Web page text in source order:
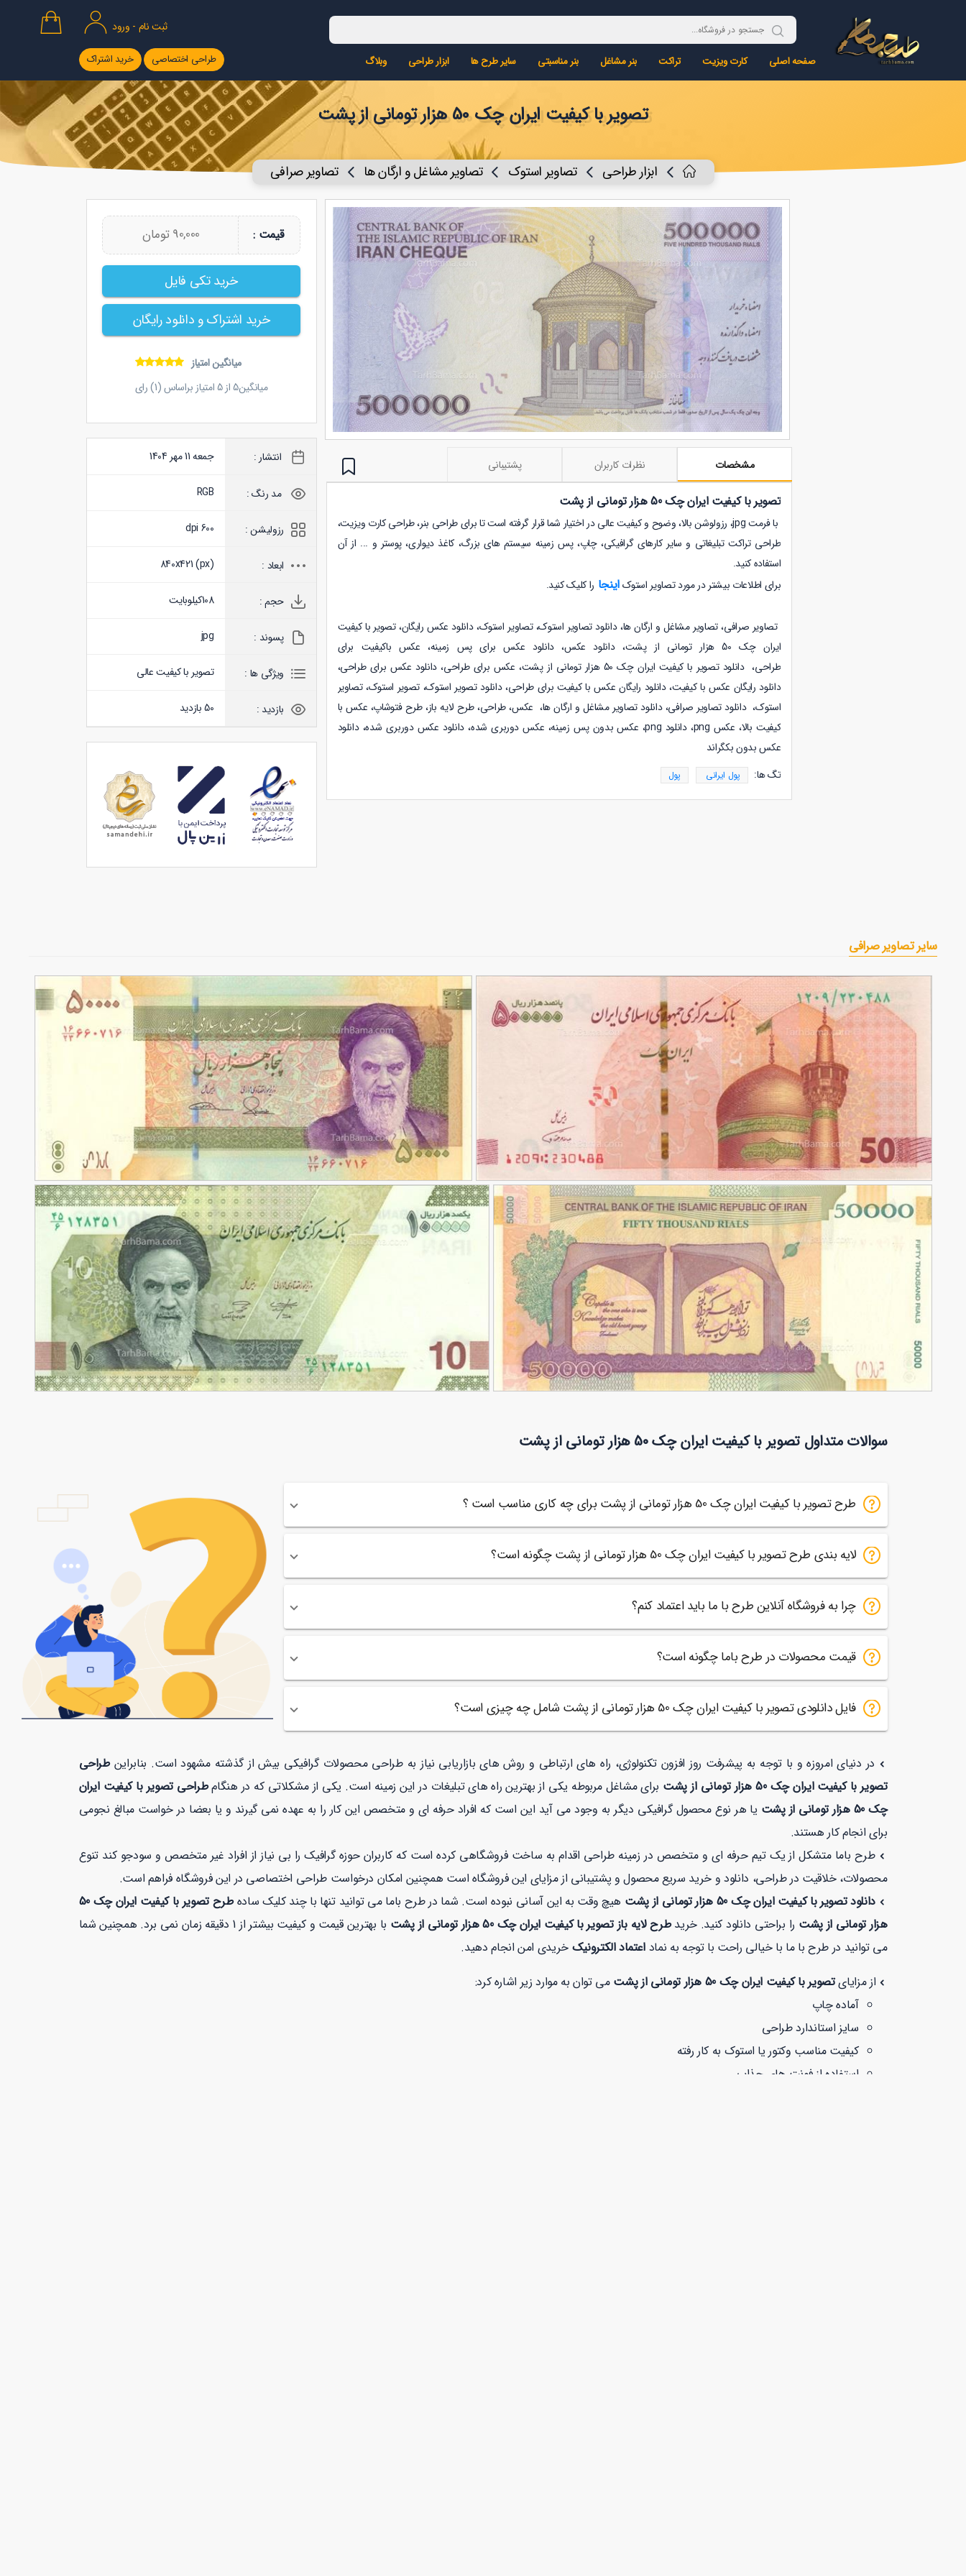
ثبت نام - ورود
صفحه اصلی کارت ویزیت تراکت بنر مشاغل بنر مناسبتی سایر طرح ها ابزار طراحی وبلاگ طراحی اختصاصی خرید اشتراک
تصویر با کیفیت ایران چک 50 هزار تومانی از پشت
ابزار طراحی تصاویر استوک تصاویر مشاغل و ارگان ها تصاویر صرافی
مشخصات نظرات کاربران پشتیبانی
تصویر با کیفیت ایران چک 50 هزار تومانی از پشت
با فرمت jpg، رزولوشن بالا، وضوح و کیفیت عالی در اختیار شما قرار گرفته است تا برای طراحی بنر، طراحی کارت ویزیت،
طراحی تراکت تبلیغاتی و سایر کارهای گرافیکی، چاپ، پس زمینه سیستم های بزرگ، کاغذ دیواری، پوستر و ... از آن
استفاده کنید.
برای اطلاعات بیشتر در مورد تصاویر استوکاینجا را کلیک کنید.
تصاویر صرافی، تصاویر مشاغل و ارگان ها، دانلودتصاویر استوک،تصاویر استوک، دانلود عکس رایگان،تصویر با کیفیت
ایران چک 50 هزار تومانی از پشت،
دانلود عکس، دانلود عکس برای پس زمینه، عکس باکیفیت برای
طراحی، دانلودتصویر با کیفیت ایران چک 50 هزار تومانی از پشت،
عکس برای طراحی، دانلود عکس برای طراحی،
دانلود رایگان عکس با کیفیت، دانلود رایگان عکس با کیفیت برای طراحی، دانلود تصویر استوک، تصویر استوک، تصاویر
استوک، دانلودتصاویر صرافی،دانلودتصاویر مشاغل و ارگان ها، عکس، طراحی، طرح لایه باز، طرح فتوشاپ، عکس با
کیفیت بالا، عکس png، دانلود png، عکس بدون پس زمینه، عکس دوربری شده، دانلود عکس دوربری شده، دانلود
عکس بدون بکگراند
تگ ها:
پول ایرانی پول
قیمت : 90,000 تومان
خرید تکی فایل
خرید اشتراک و دانلود رایگان
میانگین امتیاز
میانگین5از5امتیاز براساس (1) رای
انتشار : جمعه 11 مهر 1404
مد رنگ : RGB
رزولیشن : 600 dpi
ابعاد : 840x421 (px)
حجم : 108کیلوبایت
پسوند : jpg
ویژگی ها : تصویر با کیفیت عالی
بازدید : 50 بازدید
سایر تصاویر صرافی
تصویر با کیفیت 50 هزار تومانی جدید از جلو
90,000
تصویر با کیفیت 5 هزار تومانی از جلو تومان
90,000
6
سوالات متداول تصویر با کیفیت ایران چک 50 هزار تومانی از پشت
طرح تصویر با کیفیت ایران چک 50 هزار تومانی از پشت برای چه کاری مناسب است ؟
لایه بندی طرح تصویر با کیفیت ایران چک 50 هزار تومانی از پشت چگونه است؟
چرا به فروشگاه آنلاین طرح با ما باید اعتماد کنم؟
قیمت محصولات در طرح باما چگونه است؟
فایل دانلودی تصویر با کیفیت ایران چک 50 هزار تومانی از پشت شامل چه چیزی است؟
در دنیای امروزه و با توجه به پیشرفت روز افزون تکنولوژی، راه های ارتباطی و روش های بازاریابی نیاز به طراحی محصولات گرافیکی بیش از گذشته مشهود است. بنابراینطراحی
تصویر با کیفیت ایران چک 50 هزار تومانی از پشت
برای مشاغل مربوطه یکی از بهترین راه های تبلیغات در این زمینه است. یکی از مشکلاتی که در هنگامطراحی تصویر با کیفیت ایران
چک 50 هزار تومانی از پشت
یا هر نوع محصول گرافیکی دیگر به وجود می آید این است که افراد حرفه ای و متخصص این کار را به عهده نمی گیرند و یا بعضا در خواست مبالغ نجومی
برای انجام کار هستند.
طرح باما متشکل از یک تیم حرفه ای و متخصص در زمینه طراحی اقدام به ساخت فروشگاهی کرده است که کاربران حوزه گرافیک را بی نیاز از افراد غیر متخصص و سودجو کند تنوع
محصولات، خلاقیت در طراحی، دانلود و خرید سریع محصول و پشتیبانی از مزایای این فروشگاه است همچنین امکان درخواست طراحی اختصاصی در این فروشگاه فراهم است.
دانلود تصویر با کیفیت ایران چک 50 هزار تومانی از پشت
هیچ وقت به این آسانی نبوده است. شما در طرح باما می توانید تنها با چند کلیک ساده
طرح تصویر با کیفیت ایران چک 50
هزار تومانی از پشت را براحتی دانلود کنید. خریدطرح لایه باز تصویر با کیفیت ایران چک 50 هزار تومانی از پشت
با بهترین قیمت و کیفیت بیشتر از 1 دقیقه زمان نمی برد. همچنین شما
می توانید در طرح با ما با خیالی راحت با توجه به نماد اعتماد الکترونیک خریدی امن انجام دهید.
از مزایایتصویر با کیفیت ایران چک 50 هزار تومانی از پشت
می توان به موارد زیر اشاره کرد:
آماده چاپ
سایز استاندارد طراحی
کیفیت مناسب وکتور یا استوک به کار رفته
استفاده از فونت های جذاب